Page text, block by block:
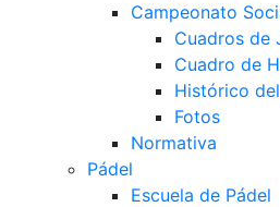
Campeonato
Cuadros de
Cuadro de
Histórico
Fotos
Normativa
Pádel
Escuela de Pádel